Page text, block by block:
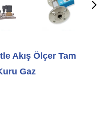
Akış Ölçer Tam
Gaz